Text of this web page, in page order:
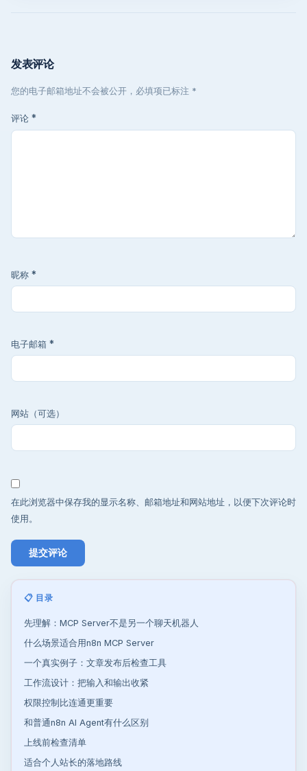
发表评论
您的电子邮箱地址不会被公开，必填项已标注 *
评论 *
昵称 *
电子邮箱 *
网站（可选）
在此浏览器中保存我的显示名称、邮箱地址和网站地址，以便下次评论时
使用。
📋 目录
先理解：MCP Server不是另一个聊天机器人
什么场景适合用n8n MCP Server
一个真实例子：文章发布后检查工具
工作流设计：把输入和输出收紧
权限控制比连通更重要
和普通n8n AI Agent有什么区别
上线前检查清单
适合个人站长的落地路线